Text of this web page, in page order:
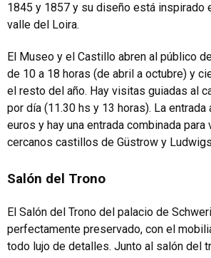
1845 y 1857 y su diseño está inspirado
valle del Loira.
El Museo y el Castillo abren al público
de 10 a 18 horas (de abril a octubre) y
el resto del año. Hay visitas guiadas al
por día (11.30 hs y 13 horas). La
euros y hay una entrada combinada
cercanos castillos de Güstrow y
Salón del Trono
El Salón del Trono del palacio de
perfectamente preservado, con el
todo lujo de detalles. Junto al salón del